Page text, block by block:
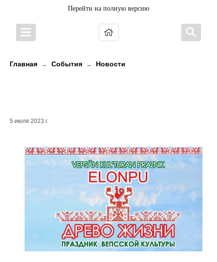
Перейти на полную версию
Главная → События → Новости
5 июля 2023 г.